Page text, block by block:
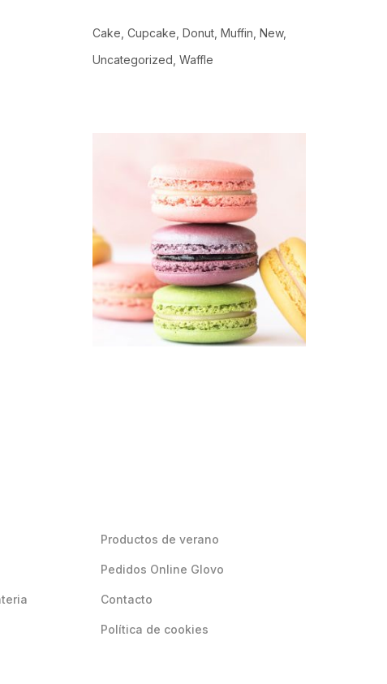
Cake Cupcake Donut Muffin New
Uncategorized Waffle
Productos de verano
Pedidos Online Glovo
Contacto
Política de cookies